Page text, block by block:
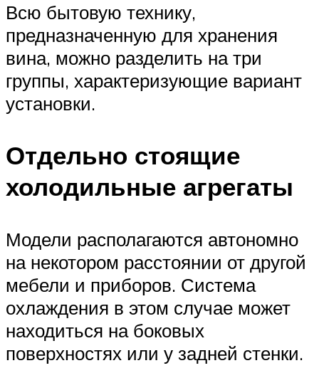
Всю бытовую технику,
предназначенную для хранения
вина, можно разделить на три
группы, характеризующие вариант
установки.
Отдельно стоящие
холодильные агрегаты
Модели располагаются автономно
на некотором расстоянии от другой
мебели и приборов. Система
охлаждения в этом случае может
находиться на боковых
поверхностях или у задней стенки.